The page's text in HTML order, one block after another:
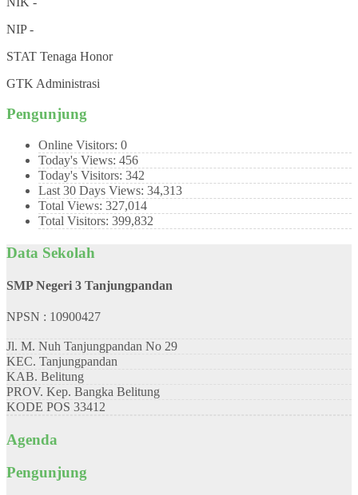
NIP-
STAT Tenaga Honor
GTK Administrasi
Pengunjung
Online Visitors: 0
Today's Views: 456
Today's Visitors: 342
Last 30 Days Views: 34,313
Total Views: 327,014
Total Visitors: 399,832
Data Sekolah
SMP Negeri 3 Tanjungpandan
NPSN : 10900427
Jl. M. Nuh Tanjungpandan No 29
KEC. Tanjungpandan
KAB. Belitung
PROV. Kep. Bangka Belitung
KODE POS 33412
Agenda
Pengunjung